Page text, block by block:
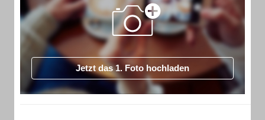
Jetzt das 1. Foto hochladen